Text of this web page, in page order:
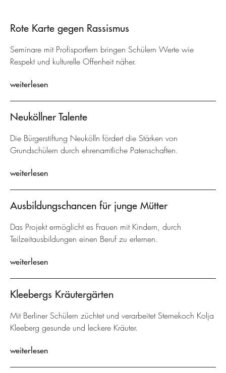
Rote Karte gegen Rassismus
Seminare mit Profisportlern bringen Schülern Werte wie
Respekt und kulturelle Offenheit näher.
weiterlesen
Neuköllner Talente
Die Bürgerstiftung Neukölln fördert die Stärken von
Grundschülern durch ehrenamtliche Patenschaften.
weiterlesen
Ausbildungschancen für junge Mütter
Das Projekt ermöglicht es Frauen mit Kindern, durch
Teilzeitausbildungen einen Beruf zu erlernen.
weiterlesen
Kleebergs Kräutergärten
Mit Berliner Schülern züchtet und verarbeitet Sternekoch Kolja
Kleeberg gesunde und leckere Kräuter.
weiterlesen